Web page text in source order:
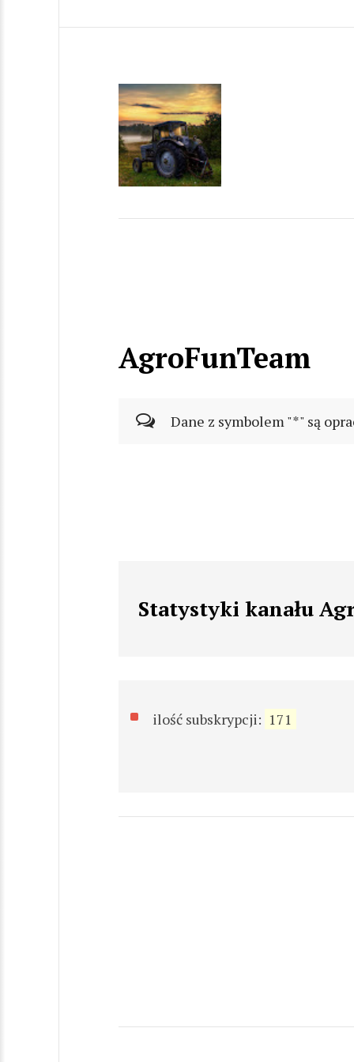
AgroFunTeam
Dane z symbolem "*" są
Statystyki kanału
ilość subskrypcji: 171